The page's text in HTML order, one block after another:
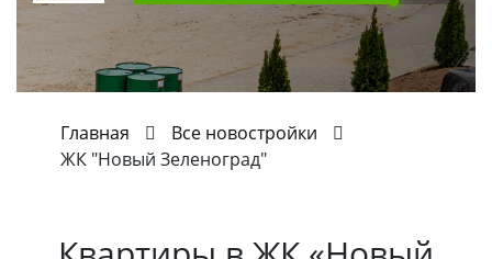
Главная
Все новостройки
ЖК "Новый Зеленоград"